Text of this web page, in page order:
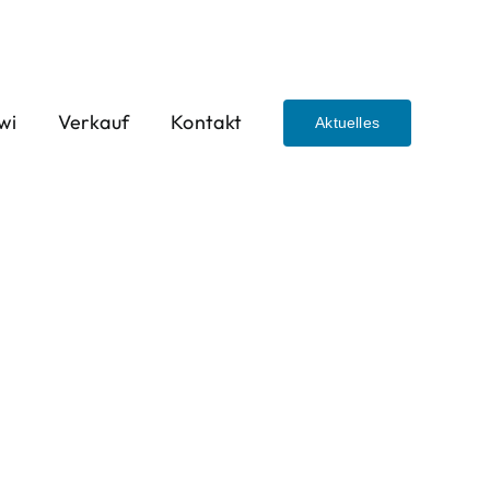
Verkauf Kontakt Aktuelles